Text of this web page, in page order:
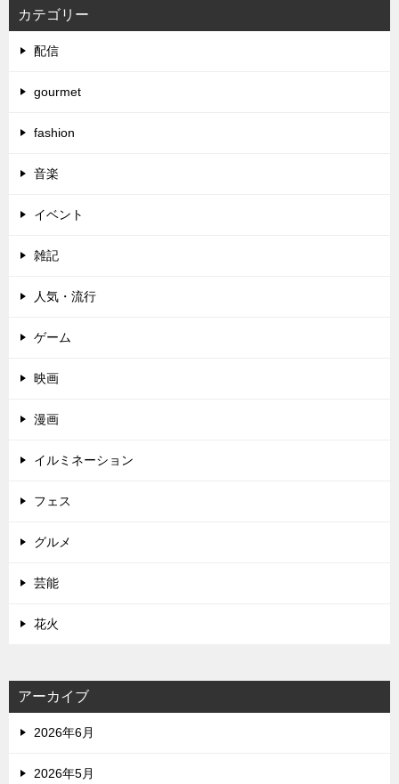
カテゴリー
配信
gourmet
fashion
音楽
イベント
雑記
人気・流行
ゲーム
映画
漫画
イルミネーション
フェス
グルメ
芸能
花火
アーカイブ
2026年6月
2026年5月